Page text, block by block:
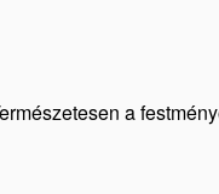
a